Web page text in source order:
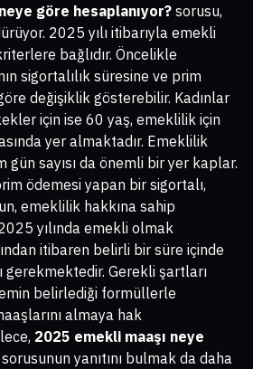
göre hesaplanıyor? sorusu,
2025 yılı itibarıyla emekli
bağlıdır. Öncelikle
sigortalılık süresine ve prim
değişiklik gösterebilir. Kadınlar
için ise 60 yaş, emeklilik için
yer almaktadır. Emeklilik
gün sayısı da önemli bir yer kaplar.
ödemesi yapan bir sigortalı,
emeklilik hakkına sahip
yılında emekli olmak
itibaren belirli bir süre içinde
gerekmektedir. Gerekli şartları
belirlediği formüllerle
almaya hak
2025 emekli maaşı neye
sorusunun yanıtını bulmak da daha